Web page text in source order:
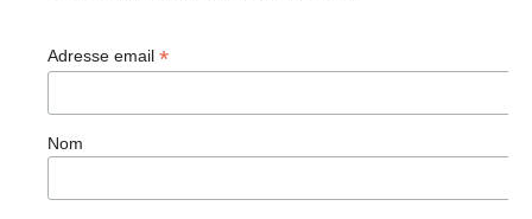
Adresse email *
Nom